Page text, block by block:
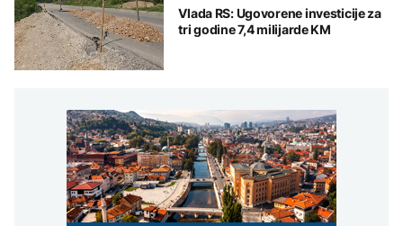
Vlada RS: Ugovorene investicije za
tri godine 7,4 milijarde KM